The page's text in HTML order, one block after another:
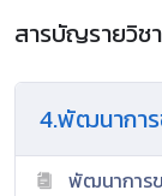
สารบัญรายวิชา
4.พัฒนากา
พัฒนาการ